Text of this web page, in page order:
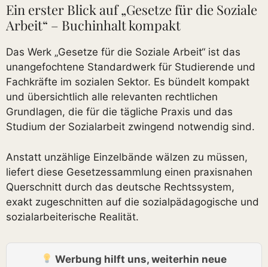
Ein erster Blick auf „Gesetze für die Soziale
Arbeit“ – Buchinhalt kompakt
Das Werk „Gesetze für die Soziale Arbeit“ ist das
unangefochtene Standardwerk für Studierende und
Fachkräfte im sozialen Sektor. Es bündelt kompakt
und übersichtlich alle relevanten rechtlichen
Grundlagen, die für die tägliche Praxis und das
Studium der Sozialarbeit zwingend notwendig sind.
Anstatt unzählige Einzelbände wälzen zu müssen,
liefert diese Gesetzessammlung einen praxisnahen
Querschnitt durch das deutsche Rechtssystem,
exakt zugeschnitten auf die sozialpädagogische und
sozialarbeiterische Realität.
Werbung hilft uns, weiterhin neue